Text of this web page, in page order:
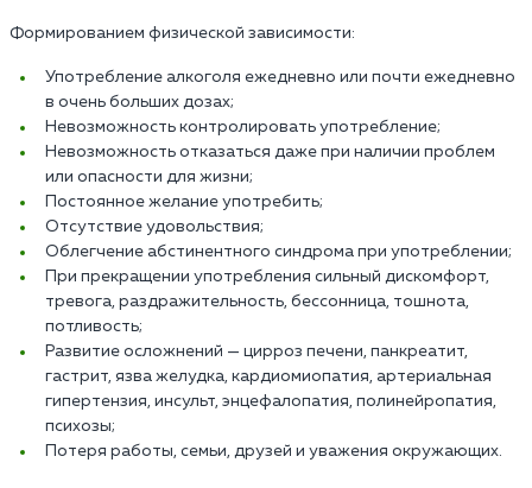
Формированием физической зависимости:
Употребление алкоголя ежедневно или почти ежедневно
в очень больших дозах;
Невозможность контролировать употребление;
Невозможность отказаться даже при наличии проблем
или опасности для жизни;
Постоянное желание употребить;
Отсутствие удовольствия;
Облегчение абстинентного синдрома при употреблении;
При прекращении употребления сильный дискомфорт,
тревога, раздражительность, бессонница, тошнота,
потливость;
Развитие осложнений — цирроз печени, панкреатит,
гастрит, язва желудка, кардиомиопатия, артериальная
гипертензия, инсульт, энцефалопатия, полинейропатия,
психозы;
Потеря работы, семьи, друзей и уважения окружающих.